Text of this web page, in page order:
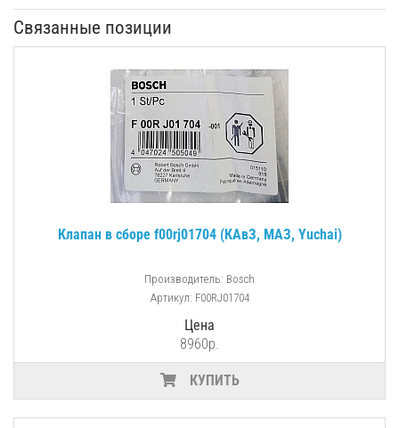
Связанные позиции
Клапан в сборе f00rj01704 (КАвЗ, МАЗ, Yuchai)
Производитель: Bosch
Артикул: F00RJ01704
Цена
8960р.
КУПИТЬ